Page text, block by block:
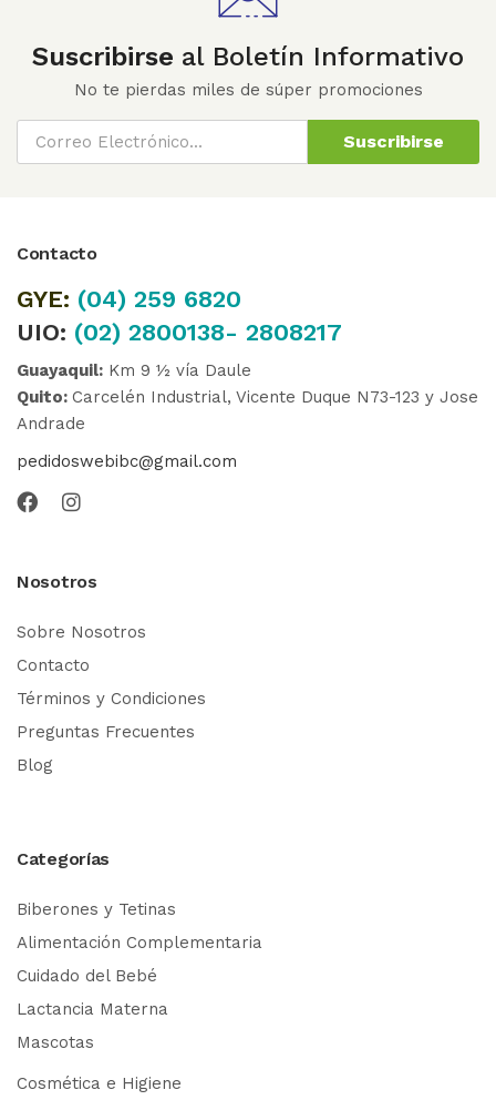
Suscribirse al Boletín Informativo
No te pierdas miles de súper promociones
Suscribirse
Contacto
GYE: (04) 259 6820
UIO: (02) 2800138- 2808217
Guayaquil: Km 9 ½ vía Daule
Quito: Carcelén Industrial, Vicente Duque N73-123 y Jose
Andrade
pedidoswebibc@gmail.com
Nosotros
Sobre Nosotros
Contacto
Términos y Condiciones
Preguntas Frecuentes
Blog
Categorías
Biberones y Tetinas
Alimentación Complementaria
Cuidado del Bebé
Lactancia Materna
Mascotas
Cosmética e Higiene